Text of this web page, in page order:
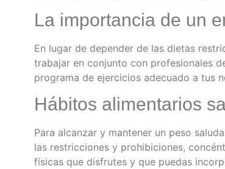
La importancia de un
En lugar de depender de las dietas
trabajar en conjunto con profesionales
programa de ejercicios adecuado a tus
Hábitos alimentarios
Para alcanzar y mantener un peso
las restricciones y prohibiciones,
físicas que disfrutes y que puedas